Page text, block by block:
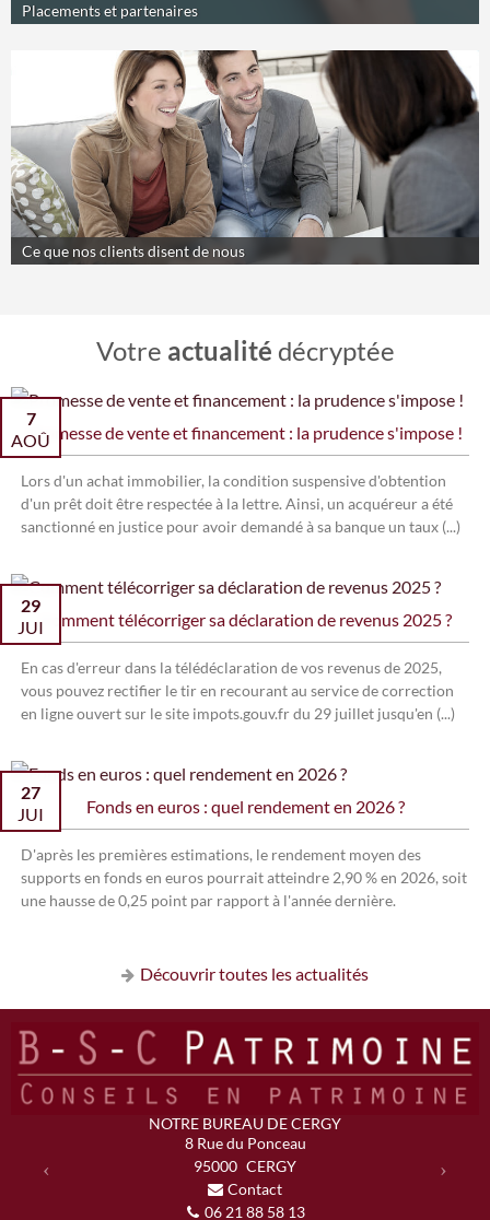
Placements et partenaires
Ce que nos clients disent de nous
Votre actualité décryptée
Promesse de vente et financement : la prudence s'impose !
7
AOÛ
Lors d'un achat immobilier, la condition suspensive d'obtention
d'un prêt doit être respectée à la lettre. Ainsi, un acquéreur a été
sanctionné en justice pour avoir demandé à sa banque un taux (...)
Comment télécorriger sa déclaration de revenus 2025 ?
29
JUI
En cas d'erreur dans la télédéclaration de vos revenus de 2025,
vous pouvez rectifier le tir en recourant au service de correction
en ligne ouvert sur le site impots.gouv.fr du 29 juillet jusqu'en (...)
Fonds en euros : quel rendement en 2026 ?
27
JUI
D'après les premières estimations, le rendement moyen des
supports en fonds en euros pourrait atteindre 2,90 % en 2026, soit
une hausse de 0,25 point par rapport à l'année dernière.
Découvrir toutes les actualités
NOTRE BUREAU DE CERGY
8 Rue du Ponceau
95000 CERGY
Contact
06 21 88 58 13